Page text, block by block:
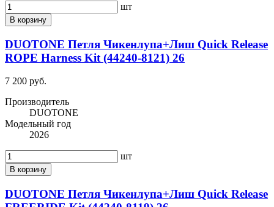
шт
В корзину
DUOTONE Петля Чикенлупа+Лиш Quick Release
ROPE Harness Kit (44240-8121) 26
7 200 руб.
Производитель
DUOTONE
Модельный год
2026
шт
В корзину
DUOTONE Петля Чикенлупа+Лиш Quick Release